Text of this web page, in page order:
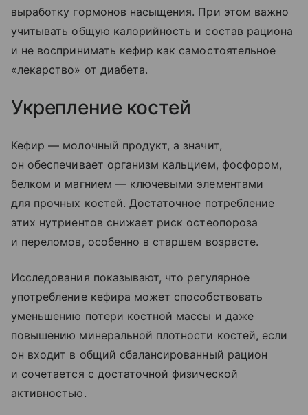
выработку гормонов насыщения. При этом важно
учитывать общую калорийность и состав рациона
и не воспринимать кефир как самостоятельное
«лекарство» от диабета.
Укрепление костей
Кефир — молочный продукт, а значит,
он обеспечивает организм кальцием, фосфором,
белком и магнием — ключевыми элементами
для прочных костей. Достаточное потребление
этих нутриентов снижает риск остеопороза
и переломов, особенно в старшем возрасте.
Исследования показывают, что регулярное
употребление кефира может способствовать
уменьшению потери костной массы и даже
повышению минеральной плотности костей, если
он входит в общий сбалансированный рацион
и сочетается с достаточной физической
активностью.